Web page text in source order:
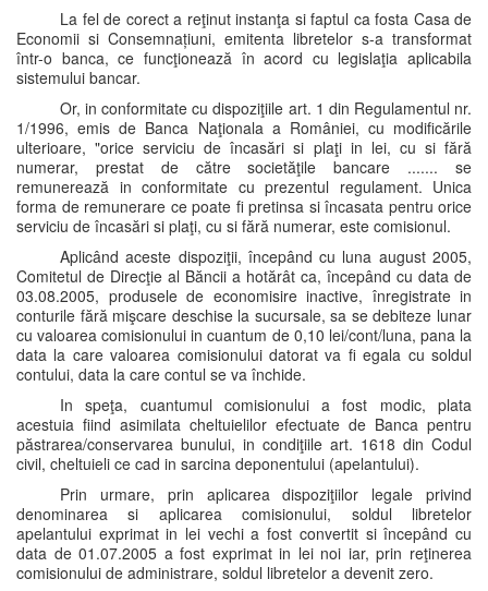
La fel de corect a reţinut instanţa si faptul ca fosta Casa de
Economii si Consemnațiuni, emitenta libretelor s-a transformat
într-o banca, ce funcţionează în acord cu legislaţia aplicabila
sistemului bancar.
Or, in conformitate cu dispoziţiile art. 1 din Regulamentul nr.
1/1996, emis de Banca Naţionala a României, cu modificările
ulterioare, "orice serviciu de încasări si plaţi in lei, cu si fără
numerar, prestat de către societăţile bancare ....... se
remunerează in conformitate cu prezentul regulament. Unica
forma de remunerare ce poate fi pretinsa si încasata pentru orice
serviciu de încasări si plaţi, cu si fără numerar, este comisionul.
Aplicând aceste dispoziţii, începând cu luna august 2005,
Comitetul de Direcţie al Băncii a hotărât ca, începând cu data de
03.08.2005, produsele de economisire inactive, înregistrate in
conturile fără mişcare deschise la sucursale, sa se debiteze lunar
cu valoarea comisionului in cuantum de 0,10 lei/cont/luna, pana la
data la care valoarea comisionului datorat va fi egala cu soldul
contului, data la care contul se va închide.
In speţa, cuantumul comisionului a fost modic, plata
acestuia fiind asimilata cheltuielilor efectuate de Banca pentru
păstrarea/conservarea bunului, in condiţiile art. 1618 din Codul
civil, cheltuieli ce cad in sarcina deponentului (apelantului).
Prin urmare, prin aplicarea dispoziţiilor legale privind
denominarea si aplicarea comisionului, soldul libretelor
apelantului exprimat in lei vechi a fost convertit si începând cu
data de 01.07.2005 a fost exprimat in lei noi iar, prin reţinerea
comisionului de administrare, soldul libretelor a devenit zero.